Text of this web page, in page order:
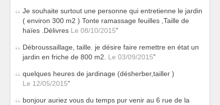
Je souhaite surtout une personne qui entretienne le jardin
( environ 300 m2 ) Tonte ramassage feuilles ,Taille de
haïes .Délivres Le 08/10/2015
Débroussaillage, taille. je désire faire remettre en état un
jardin en friche de 800 m2. Le 03/09/2015
quelques heures de jardinage (désherber,tailler )
Le 12/05/2015
bonjour auriez vous du temps pur venir au 6 rue de la